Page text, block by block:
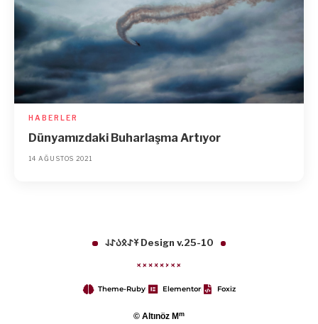
HABERLER
Dünyamızdaki Buharlaşma Artıyor
14 AĞUSTOS 2021
𐱁𐰀𐰋𐰉𐰀𐰞 Design v.25-10
Theme-Ruby Elementor Foxiz
© Altınöz M m